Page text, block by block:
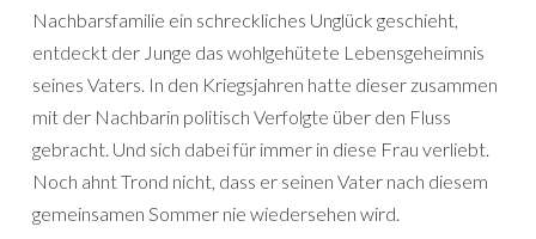
Nachbarsfamilie ein schreckliches Unglück geschieht,
entdeckt der Junge das wohlgehütete Lebensgeheimnis
seines Vaters. In den Kriegsjahren hatte dieser zusammen
mit der Nachbarin politisch Verfolgte über den Fluss
gebracht. Und sich dabei für immer in diese Frau verliebt.
Noch ahnt Trond nicht, dass er seinen Vater nach diesem
gemeinsamen Sommer nie wiedersehen wird.